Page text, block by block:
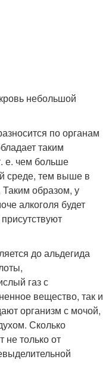
небольшой
по органам
таким
е. чем больше
среде, тем выше в
Таким образом, у
алкоголя будет
до альдегида
газ с
вещество, так и
организм с мочой,
Сколько
не только от